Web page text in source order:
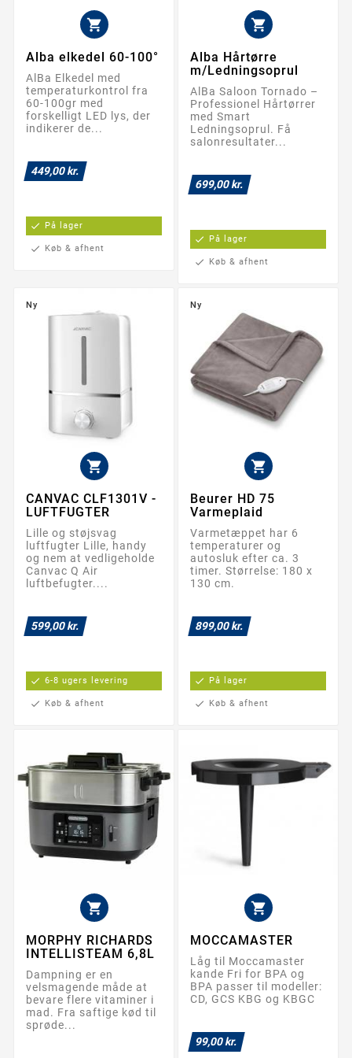

Alba elkedel 60-100°
AlBa Elkedel med
temperaturkontrol fra
60-100gr med
forskelligt LED lys, der
indikerer de...
449,00 kr.
check På lager
check Køb & afhent

Alba Hårtørre
m/Ledningsoprul
AlBa Saloon Tornado –
Professionel Hårtørrer
med Smart
Ledningsoprul. Få
salonresultater...
699,00 kr.
check På lager
check Køb & afhent
Ny

CANVAC CLF1301V -
LUFTFUGTER
Lille og støjsvag
luftfugter Lille, handy
og nem at vedligeholde
Canvac Q Air
luftbefugter....
599,00 kr.
check 6-8 ugers levering
check Køb & afhent
Ny

Beurer HD 75
Varmeplaid
Varmetæppet har 6
temperaturer og
autosluk efter ca. 3
timer. Størrelse: 180 x
130 cm.
899,00 kr.
check På lager
check Køb & afhent

MORPHY RICHARDS
INTELLISTEAM 6,8L
Dampning er en
velsmagende måde at
bevare flere vitaminer i
mad. Fra saftige kød til
sprøde...

MOCCAMASTER
Låg til Moccamaster
kande Fri for BPA og
BPA passer til modeller:
CD, GCS KBG og KBGC
99,00 kr.